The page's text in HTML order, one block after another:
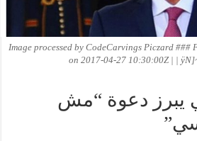
Image processed by CodeCarvings Piczard ###
on 2017-04-27 10:30:00Z | |
يبرز دعوة “مش